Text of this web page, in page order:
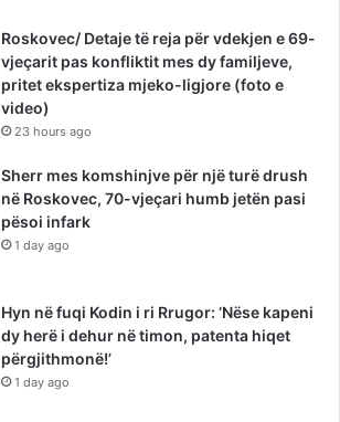
Roskovec/ Detaje të reja për vdekjen e 69-
vjeçarit pas konfliktit mes dy familjeve,
pritet ekspertiza mjeko-ligjore (foto e
video)
23 hours ago
Sherr mes komshinjve për një turë drush
në Roskovec, 70-vjeçari humb jetën pasi
pësoi infark
1 day ago
Hyn në fuqi Kodin i ri Rrugor: ‘Nëse kapeni
dy herë i dehur në timon, patenta hiqet
përgjithmonë!’
1 day ago